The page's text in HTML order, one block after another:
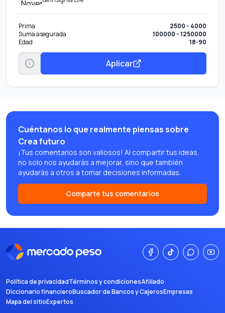
Prima
2500 - 4000
Suma asegurada
100000 - 1250000
Edad
18-90
Aplicar
Cuéntanos lo que realmente piensas sobre
Crea futuro
¡Tus comentarios son valiosos! Al compartir tus ideas,
no solo nos ayudarás a mejorar, sino que también
ayudarás a otros a tomar decisiones informadas.
Comparte tus comentarios
Política de privacidadTérminos y condicionesAfiliado
Diccionario financieroBuscador de Bancos y CajerosEmpresas
Mapa del sitioExpertos